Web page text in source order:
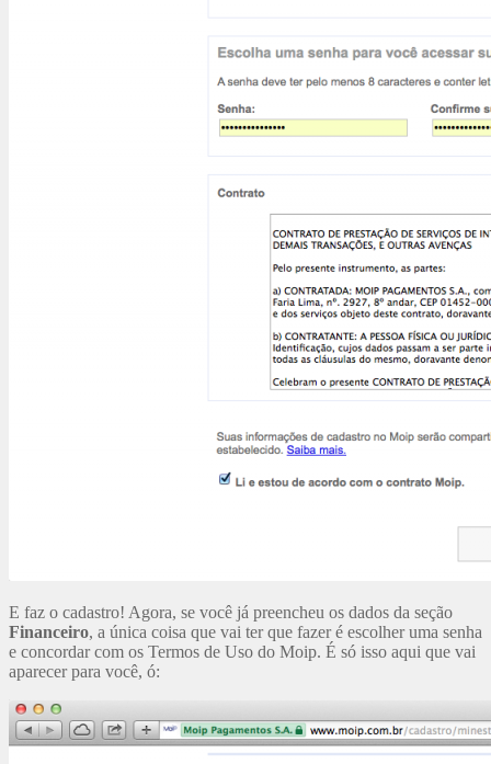
E faz o cadastro! Agora, se você já preencheu os dados da seção
Financeiro, a única coisa que vai ter que fazer é escolher uma senha
e concordar com os Termos de Uso do Moip. É só isso aqui que vai
aparecer para você, ó: